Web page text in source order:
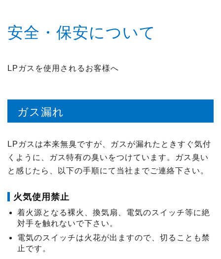
安全・保安について
LPガスを使用されるお客様へ
ガス漏れ
LPガスは本来無臭ですが、ガスが漏れたときすぐ気付
くように、ガス特有の臭いをつけています。ガス臭い
と感じたら、以下の手順にて当社までご連絡下さい。
火気使用禁止
着火源となる裸火、換気扇、電気のスイッチ等に絶
対手を触れないで下さい。
電気のスイッチは火花が出ますので、切ることも禁
止です。